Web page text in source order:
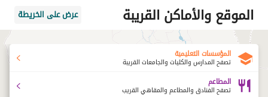
الموقع والأماكن القريبة عرض على الخريطة
المؤسسات التعليمية
تصفح المدارس والكليات والجامعات القريبة
المطاعم
تصفح الفنادق والمطاعم والمقاهي القريب